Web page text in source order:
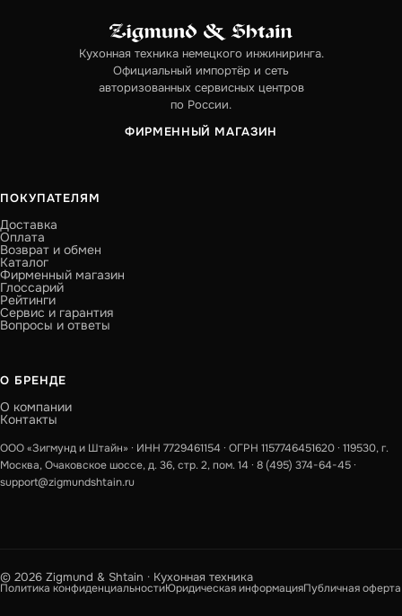
Кухонная техника немецкого инжиниринга.
Официальный импортёр и сеть
авторизованных сервисных центров
по России.
ФИРМЕННЫЙ МАГАЗИН
ПОКУПАТЕЛЯМ
Доставка
Оплата
Возврат и обмен
Каталог
Фирменный магазин
Глоссарий
Рейтинги
Сервис и гарантия
Вопросы и ответы
О БРЕНДЕ
О компании
Контакты
ООО «Зигмунд и Штайн» · ИНН 7729461154 · ОГРН 1157746451620 · 119530, г.
Москва, Очаковское шоссе, д. 36, стр. 2, пом. 14 · 8 (495) 374-64-45 ·
support@zigmundshtain.ru
© 2026 Zigmund & Shtain · Кухонная техника
Политика конфиденциальностиЮридическая информацияПубличная оферта